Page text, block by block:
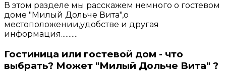
В этом разделе мы расскажем немного о гостевом
доме "Милый Дольче Вита",о
местоположении,удобстве и другая
информация...........
Гостиница или гостевой дом - что
выбрать? Может "Милый Дольче Вита" ?